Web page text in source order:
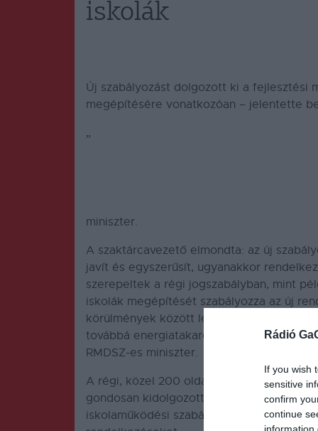
Rádió
If you wish
sensitive
confirm
continue
information
iskolák
Új szabályozást dolgozott ki a fejlesztési
megépítésére vonatkozóan – jelentette
„
miniszter.
A szaktárcavezető elmondta: az új
javít és egyszerűsít, ugyanakkor
szerepeltek a régi jogszabályban, mint
iskolák megépítését szabályozza az új
körülmények között lehet tanulni. A
továbbá energiatakarékosabb,
RMDSZ-es miniszter.
A régi, közel 200 oldalas
gondosan kidolgozott rendelkezéseket
iskolaműködési szabályokat is, illetve a